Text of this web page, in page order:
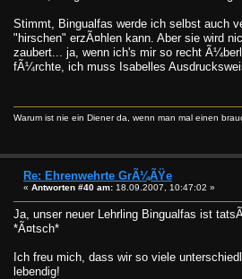
Stimmt, Bingualfas werde ich selbst auch
"hirschen" erzÃ¤hlen kann. Aber sie wird
zaubert... ja, wenn ich's mir so recht
fÃ¼rchte, ich muss Isabelles
Warum ist nie ein Diener da, wenn man mal einen
Re: Ehrenwehrte GrÃ¼ÃŸe
« Antworten #40 am: 18.09.2007, 10:47:02 »
Ja, unser neuer Lehrling Bingualfas ist
*Ã¤tsch*
Ich freu mich, dass wir so viele
lebendig!